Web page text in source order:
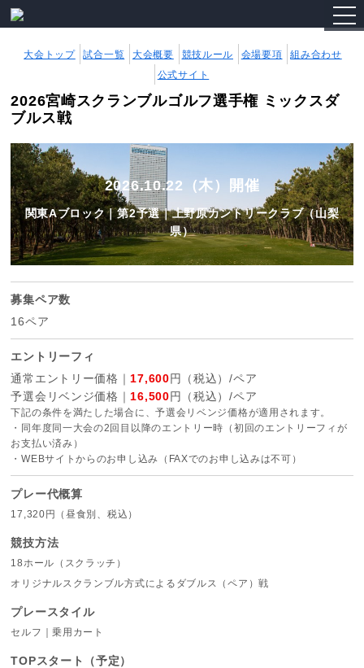
大会トップ 試合一覧 大会概要 競技ルール 会場要項
組み合わせ
公式サイト
2026宮崎スクランブルゴルフ選手権 ミックスダ
ブルス戦
2026.10.22（木）開催
関東Aブロック｜第2予選｜上野原カントリークラブ（山梨
県）
募集ペア数
16ペア
エントリーフィ
通常エントリー価格｜ 17,600円（税込）/ペア
予選会リベンジ価格｜ 16,500円（税込）/ペア
下記の条件を満たした場合に、予選会リベンジ価格が適用されます。
・同年度同一大会の2回目以降のエントリー時（初回のエントリーフィが
お支払い済み）
・WEBサイトからのお申し込み（FAXでのお申し込みは不可）
プレー代概算
17,320円（昼食別、税込）
競技方法
18ホール（スクラッチ）
オリジナルスクランブル方式によるダブルス（ペア）戦
プレースタイル
セルフ｜乗用カート
TOPスタート（予定）